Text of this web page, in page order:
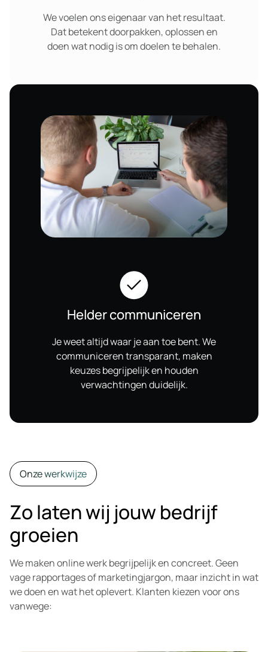
We voelen ons eigenaar van het resultaat.
Dat betekent doorpakken, oplossen en
doen wat nodig is om doelen te behalen.
Helder communiceren
Je weet altijd waar je aan toe bent. We
communiceren transparant, maken
keuzes begrijpelijk en houden
verwachtingen duidelijk.
Onze werkwijze
Zo laten wij jouw bedrijf
groeien
We maken online werk begrijpelijk en concreet. Geen
vage rapportages of marketingjargon, maar inzicht in wat
we doen en wat het oplevert. Klanten kiezen voor ons
vanwege: